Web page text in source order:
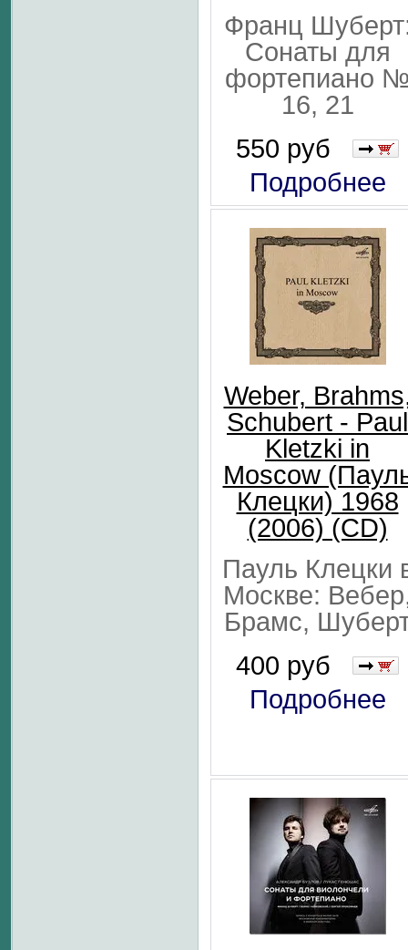
Франц
Сонаты для
фортепиано
16, 21
550 руб
Подробнее
Weber,
Schubert - Paul
Kletzki in
Moscow
Клецки) 1968
(2006) (CD)
Пауль Клецки
Москве:
Брамс,
400 руб
Подробнее